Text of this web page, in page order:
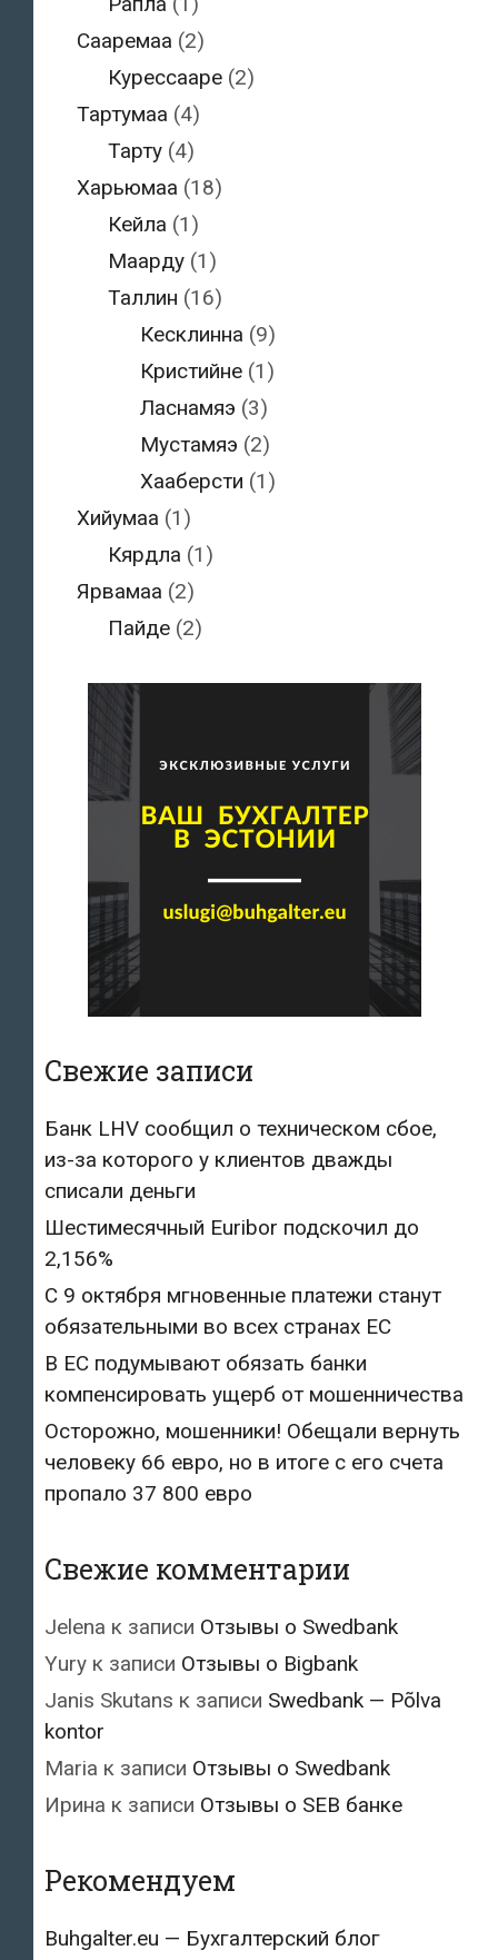
Сааремаа (2)
Курессааре (2)
Тартумаа (4)
Тарту (4)
Харьюмаа (18)
Кейла (1)
Маарду (1)
Таллин (16)
Кесклинна (9)
Кристийне(1)
Ласнамяэ (3)
Мустамяэ (2)
Хааберсти (1)
Хийумаа (1)
Кярдла (1)
Ярвамаа (2)
Пайде (2)
Свежие записи
Банк LHV сообщил о техническом сбое,
из-за которого у клиентов дважды
списали деньги
Шестимесячный Euribor подскочил до
2,156%
С 9 октября мгновенные платежи станут
обязательными во всех странах ЕС
В ЕС подумывают обязать банки
компенсировать ущерб от мошенничества
Осторожно, мошенники! Обещали вернуть
человеку 66 евро, но в итоге с его счета
пропало 37 800 евро
Свежие комментарии
Jelena к записи Отзывы о Swedbank
Yury к записи Отзывы о Bigbank
Janis Skutans к записи Swedbank — Põlva
kontor
Maria к записи Отзывы о Swedbank
Ирина к записи Отзывы о SEB банке
Рекомендуем
Buhgalter.eu — Бухгалтерский блог